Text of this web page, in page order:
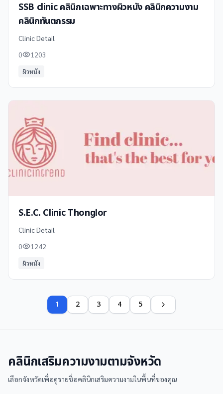
SSB clinic คลินิกเฉพาะทางผิวหนัง คลินิกความงาม
คลินิกทันตกรรม
Clinic Detail
0
1203
ผิวหนัง
S.E.C. Clinic Thonglor
Clinic Detail
0
1242
ผิวหนัง
1 2 3 4 5
คลินิกเสริมความงามตามจังหวัด
เลือกจังหวัดเพื่อดูรายชื่อคลินิกเสริมความงามในพื้นที่ของคุณ